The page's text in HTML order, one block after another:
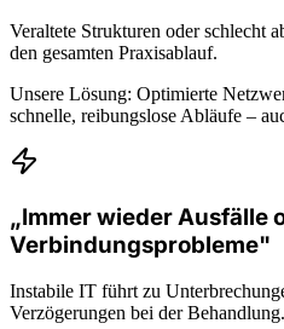
Veraltete Strukturen oder schlecht
den gesamten Praxisablauf.
Unsere Lösung: Optimierte
schnelle, reibungslose Abläufe –
„Immer wieder Ausfälle
Verbindungsprobleme"
Instabile IT führt zu
Verzögerungen bei der Behandlung.